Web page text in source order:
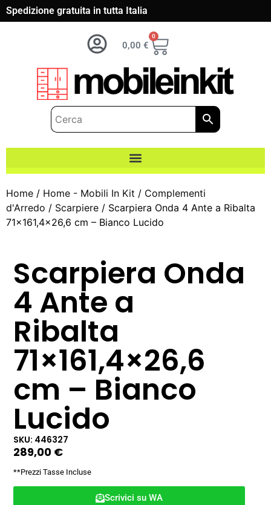
Spedizione gratuita in tutta Italia
0,00 €
0
Home / Home - Mobili In Kit / Complementi
d'Arredo / Scarpiere / Scarpiera Onda 4 Ante a Ribalta
71×161,4×26,6 cm – Bianco Lucido
Scarpiera Onda
4 Ante a
Ribalta
71×161,4×26,6
cm – Bianco
Lucido
SKU: 446327
289,00 €
**Prezzi Tasse Incluse
Scrivici su WA